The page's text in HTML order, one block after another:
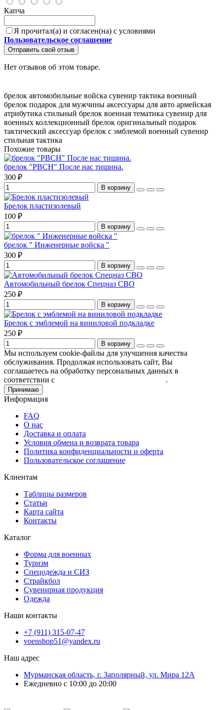
Капча
Я прочитал(а) и согласен(на) с условиями
Пользовательское соглашение
Отправить свой отзыв
Нет отзывов об этом товаре.
брелок автомобильные войска сувенир тактика военный
брелок подарок для мужчины аксессуары для авто армейская
атрибутика стильный брелок военная тематика сувенир для
военных коллекционный брелок оригинальный подарок
тактический аксессуар брелок с эмблемой военный сувенир
стильная тактика
Похожие товары
брелок "РВСН" После нас тишина.
300 ₽
В корзину
Брелок пластизолевый
100 ₽
В корзину
брелок " Инженерные войска "
300 ₽
В корзину
Автомобильный брелок Спецназ СВО
250 ₽
В корзину
Брелок с эмблемой на виниловой подкладке
250 ₽
В корзину
Мы используем cookie-файлы для улучшения качества
обслуживания. Продолжая использовать сайт, Вы
соглашаетесь на обработку персональных данных в
соответствии с
.
Принимаю
Информация
FAQ
О нас
Доставка и оплата
Условия обмена и возврата товара
Политика конфиденциальности и оферта
Пользовательское соглашение
Клиентам
Таблицы размеров
Статьи
Карта сайта
Контакты
Каталог
Форма для военных
Туризм
Спецодежда и СИЗ
Страйкбол
Сувенирная продукция
Одежда
Наши контакты
+7 (911) 315-07-47
voenshop51@yandex.ru
Наш адрес
Мурманская область, г. Заполярный, ул. Мира 12А
Ежедневно с 10:00 до 20:00